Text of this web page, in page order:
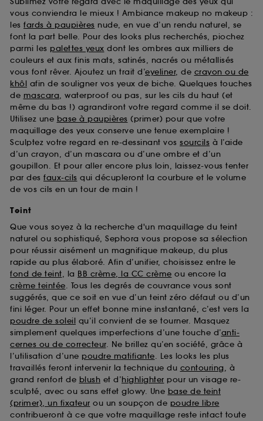
vous conviendra le mieux ! Ambiance makeup no makeup :
les fards à paupières nude, en vue d’un rendu naturel, se
font la part belle. Pour des looks plus recherchés, piochez
parmi les palettes yeux dont les ombres aux milliers de
couleurs et aux finis mats, satinés, nacrés ou métallisés
vous font rêver. Ajoutez un trait d’eyeliner, de crayon ou de
khôl afin de souligner vos yeux de biche. Quelques touches
de mascara, waterproof ou pas, sur les cils du haut (et
même du bas !) agrandiront votre regard comme il se doit.
Utilisez une base à paupières (primer) pour que votre
maquillage des yeux conserve une tenue exemplaire !
Sculptez votre regard en re-dessinant vos sourcils à l’aide
d’un crayon, d’un mascara ou d’une ombre et d’un
goupillon. Et pour aller encore plus loin, laissez-vous tenter
par des faux-cils qui décupleront la courbure et le volume
de vos cils en un tour de main !
Teint
Que vous soyez à la recherche d'un maquillage du teint
naturel ou sophistiqué, Sephora vous propose sa sélection
pour réussir aisément un magnifique makeup, du plus
rapide au plus élaboré. Afin d’unifier, choisissez entre le
fond de teint, la BB crème, la CC crème ou encore la
crème teintée. Tous les degrés de couvrance vous sont
suggérés, que ce soit en vue d’un teint zéro défaut ou d’un
fini léger. Pour un effet bonne mine instantané, c’est vers la
poudre de soleil qu’il convient de se tourner. Masquez
simplement quelques imperfections d’une touche d’anti-
cernes ou de correcteur. Ne brillez qu’en société, grâce à
l’utilisation d’une poudre matifiante. Les looks les plus
travaillés feront intervenir la technique du contouring, à
grand renfort de blush et d’highlighter pour un visage re-
sculpté, avec ou sans effet glowy. Une base de teint
(primer), un fixateur ou un soupçon de poudre libre
contribueront à ce que votre maquillage reste intact toute
choix" ci-dessous ou décider de "tout accepter".
Sephora pourra associer les informations de
navigation collectées par ces Cookies, pour les
finalités acceptées, avec les données personnelles
collectées ou générées lors de votre activité en ligne
ou en magasin. Pour refuser tous les cookies, cliques
sur "continuer sans accepter". Voous pouvez à tout
moment choisir de retirer votrte consentement. Si vous
souhaitez obtenir plus d'information sur les cookies
utilisés, cliquezici.